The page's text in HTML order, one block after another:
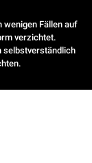
wenigen Fällen auf
verzichtet.
selbstverständlich